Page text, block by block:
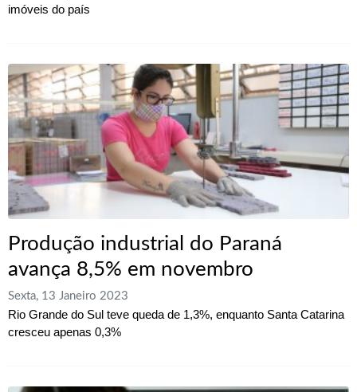
imóveis do país
Produção industrial do Paraná
avança 8,5% em novembro
Sexta, 13 Janeiro 2023
Rio Grande do Sul teve queda de 1,3%, enquanto Santa Catarina
cresceu apenas 0,3%